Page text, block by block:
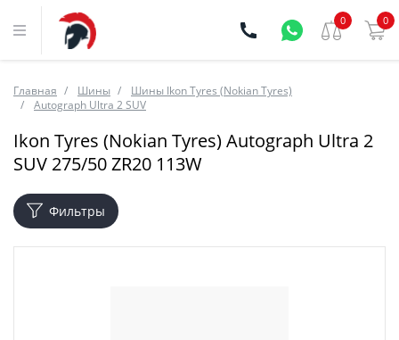
0 0
Главная Шины
Шины Ikon Tyres (Nokian Tyres)
Autograph Ultra 2 SUV
Ikon Tyres (Nokian Tyres) Autograph Ultra 2
SUV 275/50 ZR20 113W
Фильтры